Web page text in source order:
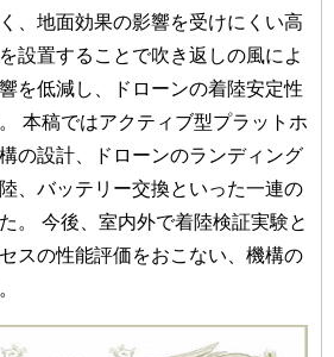
、地面効果の影響を受けにくい高
設置することで吹き返しの風によ
を低減し、ドローンの着陸安定性
本稿ではアクティブ型プラットホ
の設計、ドローンのランディング
、バッテリー交換といった一連の
。 今後、室内外で着陸検証実験と
スの性能評価をおこない、機構の